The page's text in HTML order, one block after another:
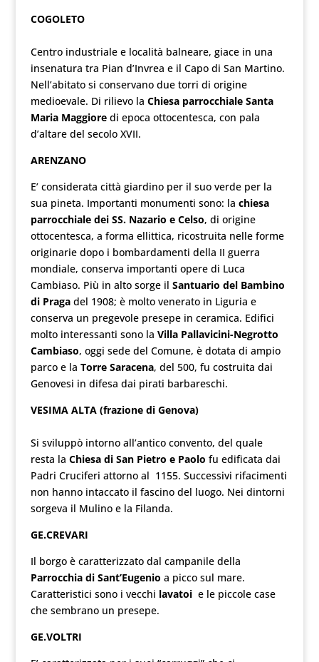
COGOLETO
Centro industriale e località balneare, giace in una
insenatura tra Pian d’Invrea e il Capo di San Martino.
Nell’abitato si conservano due torri di origine
medioevale. Di rilievo la Chiesa parrocchiale Santa
Maria Maggiore di epoca ottocentesca, con pala
d’altare del secolo XVII.
ARENZANO
E’ considerata città giardino per il suo verde per la
sua pineta. Importanti monumenti sono: la chiesa
parrocchiale dei SS. Nazario e Celso, di origine
ottocentesca, a forma ellittica, ricostruita nelle forme
originarie dopo i bombardamenti della II guerra
mondiale, conserva importanti opere di Luca
Cambiaso. Più in alto sorge il Santuario del Bambino
di Pragadel 1908; è molto venerato in Liguria e
conserva un pregevole presepe in ceramica. Edifici
molto interessanti sono la Villa Pallavicini-Negrotto
Cambiaso, oggi sede del Comune, è dotata di ampio
parco e la Torre Saracena, del 500, fu costruita dai
Genovesi in difesa dai pirati barbareschi.
VESIMA ALTA (frazione di Genova)
Si sviluppò intorno all’antico convento, del quale
resta la Chiesa di San Pietro e Paolo fu edificata dai
Padri Cruciferi attorno al 1155. Successivi rifacimenti
non hanno intaccato il fascino del luogo. Nei dintorni
sorgeva il Mulino e la Filanda.
GE.CREVARI
Il borgo è caratterizzato dal campanile della
Parrocchia di Sant’Eugenio a picco sul mare.
Caratteristici sono i vecchi lavatoie le piccole case
che sembrano un presepe.
GE.VOLTRI